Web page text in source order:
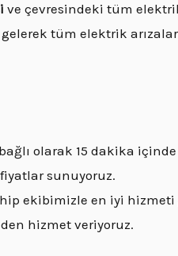
ve çevresindeki tüm
tüm elektrik
olarak 15 dakika
sunuyoruz.
ekibimizle en iyi
hizmet veriyoruz.